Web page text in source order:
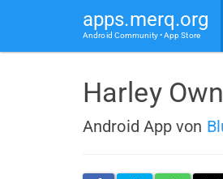
apps.merq.org
Android Community • App Store
Harley
Android App von